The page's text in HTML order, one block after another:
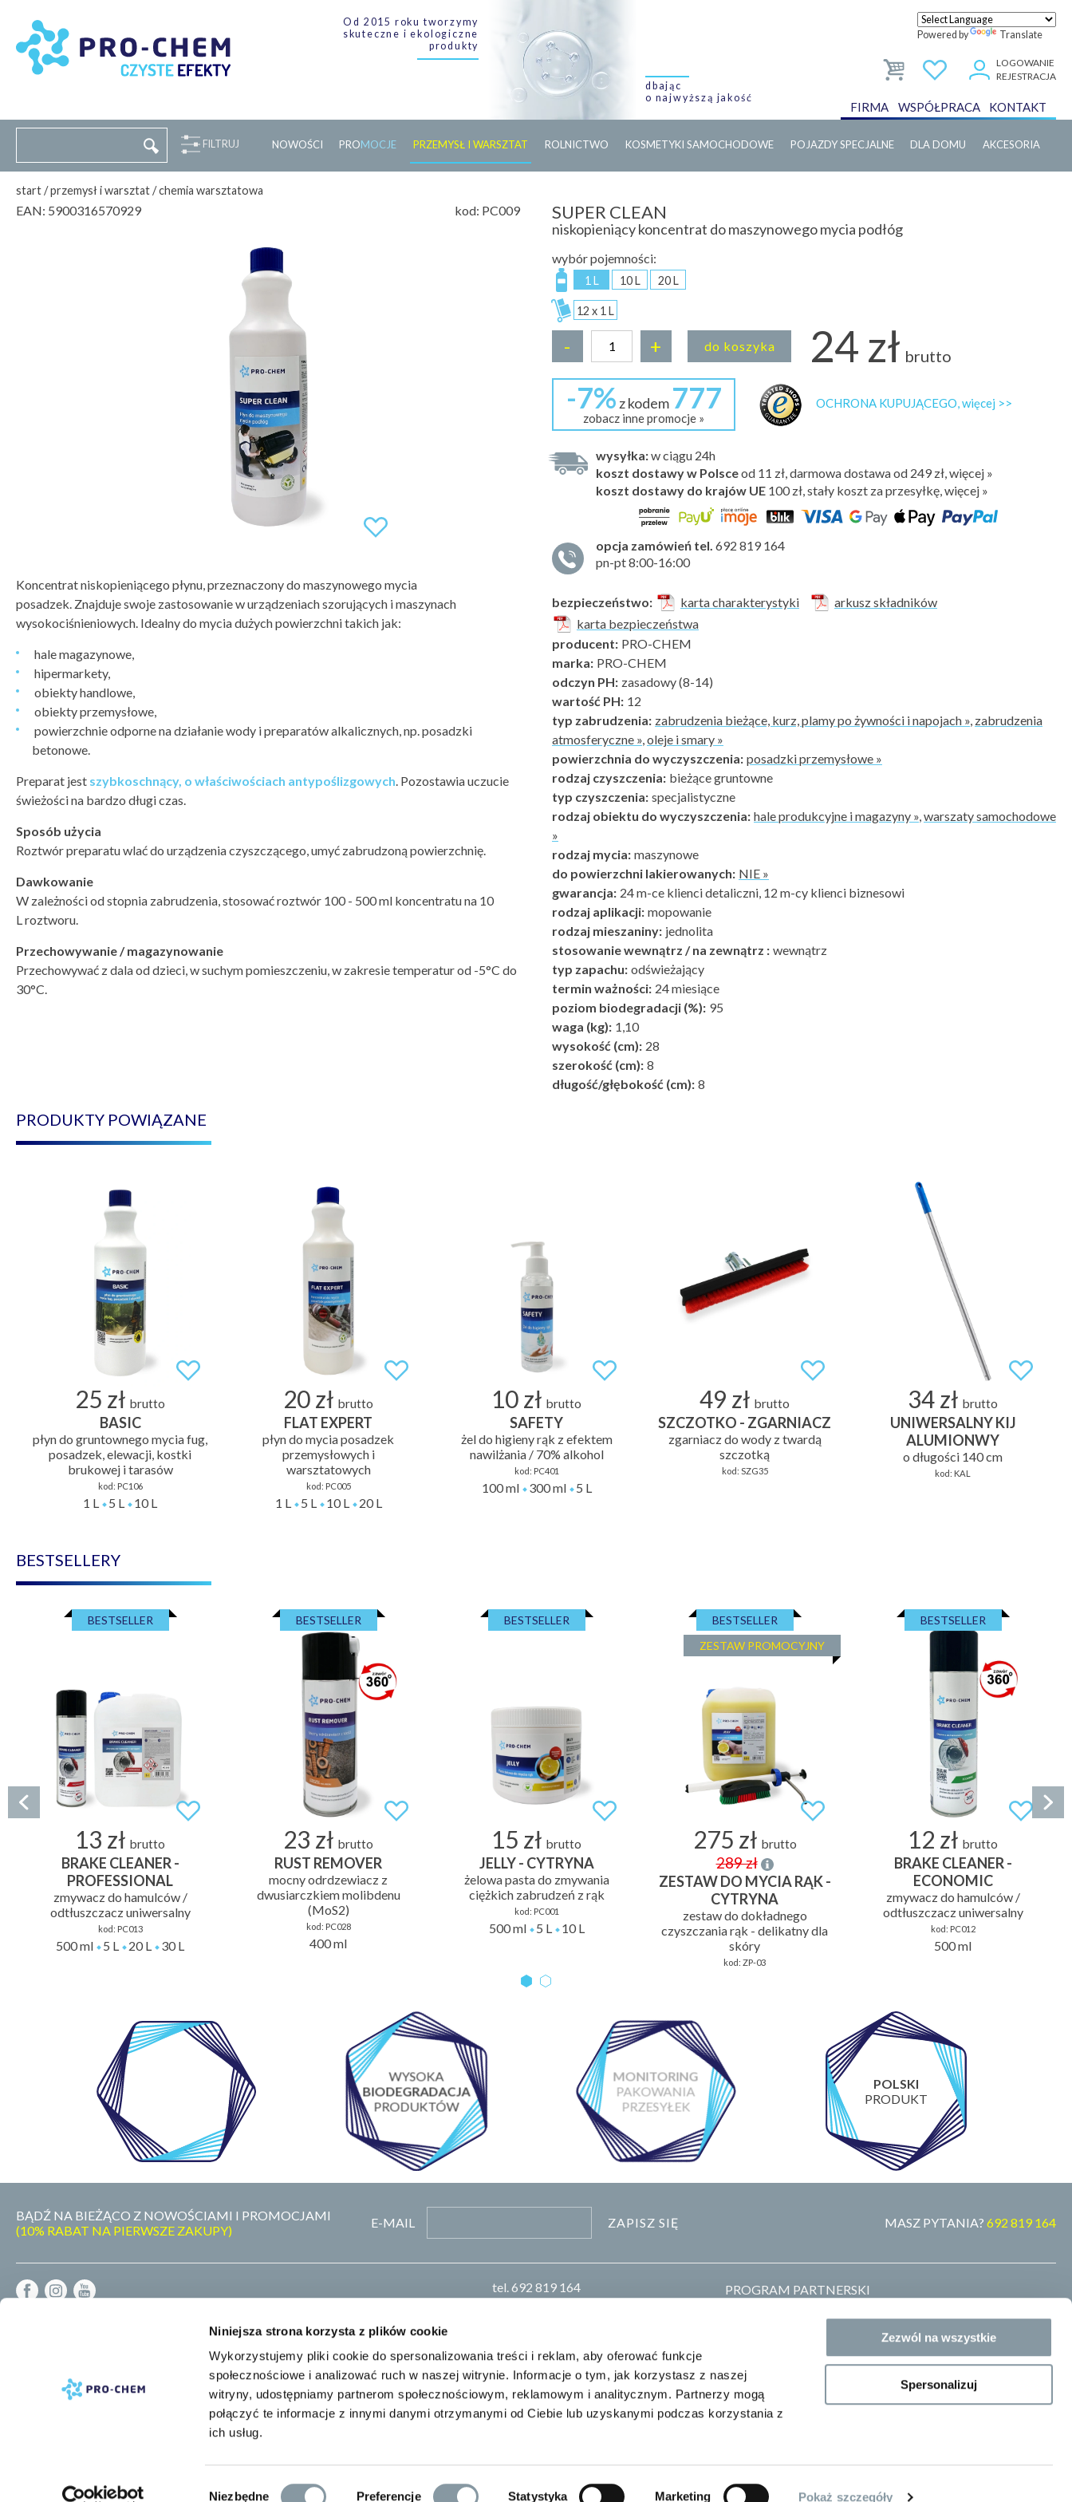
Niniejsza strona korzysta z plików cookie
Wykorzystujemy pliki cookie do spersonalizowania treści i reklam, aby oferować funkcje
społecznościowe i analizować ruch w naszej witrynie. Informacje o tym, jak korzystasz z naszej
witryny, udostępniamy partnerom społecznościowym, reklamowym i analitycznym. Partnerzy mogą
połączyć te informacje z innymi danymi otrzymanymi od Ciebie lub uzyskanymi podczas korzystania z
ich usług.
Niezbędne Preferencje Statystyka Marketing Pokaż szczegóły
Zezwól na wszystkie
Spersonalizuj
Od 2015 roku tworzymy
skuteczne i ekologiczne
produkty
dbając
o najwyższą jakość
Powered by Translate
LOGOWANIE
REJESTRACJA
FIRMA WSPÓŁPRACA KONTAKT
FILTRUJ NOWOŚCI PROMOC JE PRZEMYSŁ I WARSZTAT ROLNICTWO KOSMETYKI SAMOCHODOWE POJAZDY SPECJALNE DLA DOMU AKCESORIA
start/przemysł i warsztat/chemia warsztatowa
EAN: 5900316570929 kod: PC009 SUPER CLEAN
niskopieniący koncentrat do maszynowego mycia podłóg
wybór pojemności:
1 L 10 L 20 L
12 x 1 L
- + do koszyka 24 zł brutto
-7% z kodem 777
zobacz inne promocje »
OCHRONA KUPUJĄCEGO, więcej >>
wysyłka:w ciągu 24h
koszt dostawy w Polsceod 11 zł, darmowa dostawa od 249 zł, więcej »
koszt dostawy do krajów UE 100 zł,stały koszt za przesyłkę, więcej »
opcja zamówień tel. 692 819 164
pn-pt 8:00-16:00
Koncentrat niskopieniącego płynu, przeznaczony do maszynowego mycia
posadzek. Znajduje swoje zastosowanie w urządzeniach szorujących i maszynach
wysokociśnieniowych. Idealny do mycia dużych powierzchni takich jak:
hale magazynowe,
hipermarkety,
obiekty handlowe,
obiekty przemysłowe,
powierzchnie odporne na działanie wody i preparatów alkalicznych, np. posadzki
betonowe.
Preparat jest szybkoschnący, o właściwościach antypoślizgowych. Pozostawia uczucie
świeżości na bardzo długi czas.
Sposób użycia
Roztwór preparatu wlać do urządzenia czyszczącego, umyć zabrudzoną powierzchnię.
Dawkowanie
W zależności od stopnia zabrudzenia, stosować roztwór 100 - 500 ml koncentratu na 10
L roztworu.
Przechowywanie / magazynowanie
Przechowywać z dala od dzieci, w suchym pomieszczeniu, w zakresie temperatur od -5°C do
30°C.
bezpieczeństwo: karta charakterystyki
arkusz składników
karta bezpieczeństwa
producent: PRO-CHEM
marka: PRO-CHEM
odczyn PH: zasadowy (8-14)
wartość PH: 12
typ zabrudzenia: zabrudzenia bieżące, kurz, plamy po żywności i napojach », zabrudzenia
atmosferyczne »,oleje i smary »
powierzchnia do wyczyszczenia: posadzki przemysłowe »
rodzaj czyszczenia: bieżące gruntowne
typ czyszczenia: specjalistyczne
rodzaj obiektu do wyczyszczenia: hale produkcyjne i magazyny »,warszaty samochodowe
»
rodzaj mycia: maszynowe
do powierzchni lakierowanych: NIE »
gwarancja: 24 m-ce klienci detaliczni, 12 m-cy klienci biznesowi
rodzaj aplikacji: mopowanie
rodzaj mieszaniny: jednolita
stosowanie wewnątrz / na zewnątrz : wewnątrz
typ zapachu: odświeżający
termin ważności: 24 miesiące
poziom biodegradacji (%): 95
waga (kg): 1,10
wysokość (cm): 28
szerokość (cm): 8
długość/głębokość (cm): 8
PRODUKTY POWIĄZANE
25 zł brutto
BASIC
płyn do gruntownego mycia fug,
posadzek, elewacji, kostki
brukowej i tarasów
kod: PC106
1 L 5 L 10 L
20 zł brutto
FLAT EXPERT
płyn do mycia posadzek
przemysłowych i
warsztatowych
kod: PC005
1 L 5 L 10 L 20 L
10 zł brutto
SAFETY
żel do higieny rąk z efektem
nawilżania / 70% alkohol
kod: PC401
100 ml 300 ml 5 L
49 zł brutto
SZCZOTKO - ZGARNIACZ
zgarniacz do wody z twardą
szczotką
kod: SZG35
34 zł brutto
UNIWERSALNY KIJ
ALUMIONWY
o długości 140 cm
kod: KAL
BESTSELLERY
BESTSELLER
13 zł brutto
BRAKE CLEANER -
PROFESSIONAL
zmywacz do hamulców /
odtłuszczacz uniwersalny
kod: PC013
500 ml 5 L 20 L 30 L
BESTSELLER
23 zł brutto
RUST REMOVER
mocny odrdzewiacz z
dwusiarczkiem molibdenu
(MoS2)
kod: PC028
400 ml
BESTSELLER
15 zł brutto
JELLY - CYTRYNA
żelowa pasta do zmywania
ciężkich zabrudzeń z rąk
kod: PC001
500 ml 5 L 10 L
ZESTAW PROMOCYJNY
BESTSELLER
275 zł brutto
289 zł
ZESTAW DO MYCIA RĄK -
CYTRYNA
zestaw do dokładnego
czyszczania rąk - delikatny dla
skóry
kod: ZP-03
BESTSELLER
12 zł brutto
BRAKE CLEANER -
ECONOMIC
zmywacz do hamulców /
odtłuszczacz uniwersalny
kod: PC012
500 ml
WYSOKA
BIODEGRADACJA
PRODUKTÓW
MONITORING
PAKOWANIA
PRZESYŁEK
POLSKI
PRODUKT
BĄDŹ NA BIEŻĄCO Z NOWOŚCIAMI I PROMOCJAMI
(10% RABAT NA PIERWSZE ZAKUPY)
E-MAIL ZAPISZ SIĘ MASZ PYTANIA? 692 819 164
DOSTAWA - PŁATNOŚĆ - ZWROT
MAPA STRONY
tel.692 819 164
pn-pt 8:00-16:00
Realizacja: KM7.pl
PROGRAM PARTNERSKI
ZOSTAŃ DYSTRYBUTOREM